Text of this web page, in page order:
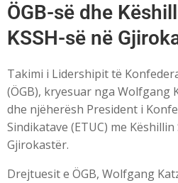
ÖGB-së dhe
KSSH-së në
Takimi i Lidershipit të
(ÖGB), kryesuar nga Wolfgang
dhe njëherësh President i
Sindikatave (ETUC) me Këshillin
Gjirokastër.
Drejtuesit e ÖGB, Wolfgang